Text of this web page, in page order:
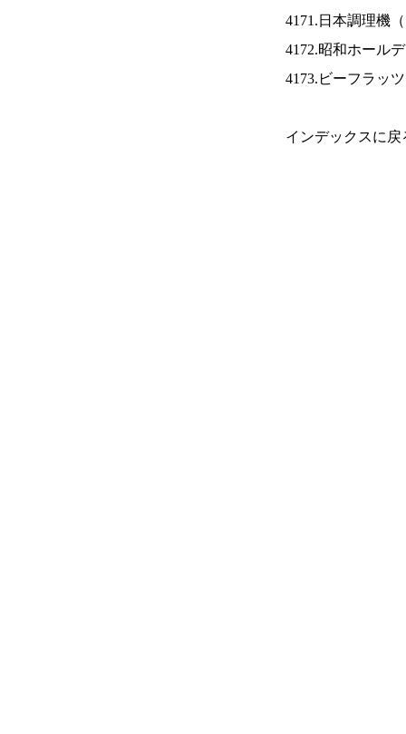
4171.日本調理機（
4172.昭和ホール
4173.ビーフラッ
インデックスに戻